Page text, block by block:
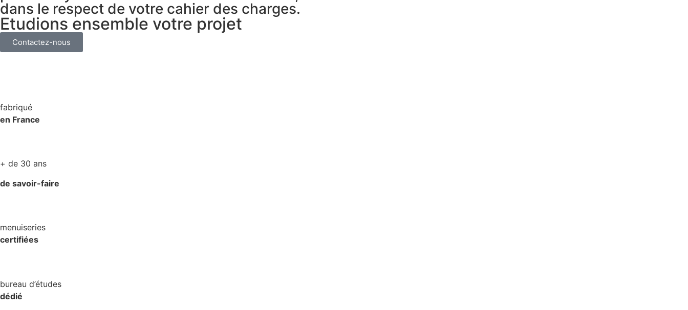
dans le respect de votre cahier des charges.
Etudions ensemble votre projet
Contactez-nous
fabriqué
en France
+ de 30 ans
de savoir-faire
menuiseries
certifiées
bureau d’études
dédié